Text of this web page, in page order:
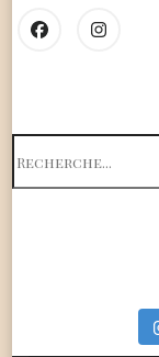
Search
for: